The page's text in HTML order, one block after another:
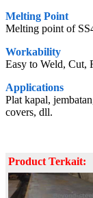
Melting Point
Melting point of
Workability
Easy to Weld, Cut,
Applications
Plat kapal,
covers, dll.
Product Terkait: